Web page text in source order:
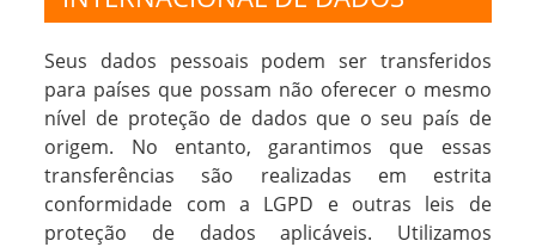
Seus dados pessoais podem ser transferidos
para países que possam não oferecer o mesmo
nível de proteção de dados que o seu país de
origem. No entanto, garantimos que essas
transferências são realizadas em estrita
conformidade com a LGPD e outras leis de
proteção de dados aplicáveis. Utilizamos